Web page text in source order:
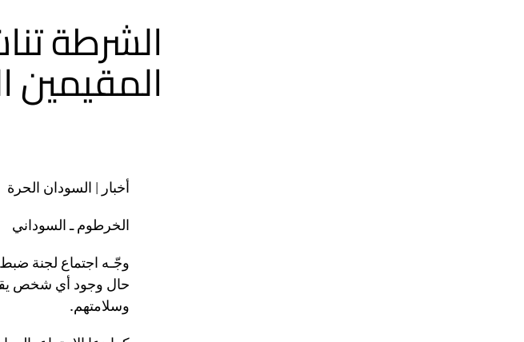
وأضاف أن ظروف
أسهم في حل مشكلة
مخالفة للقانون.
من جانبه، أوضح
المخالفات.
الشرطة
المقيمين
أخبار | السودان الحرة
الخرطوم ـ السوداني
وجّـه اجتماع لجنة
حال وجود أي شخص
وسلامتهم.